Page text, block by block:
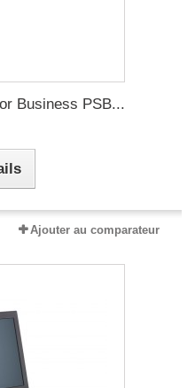
Business PSB...
Ajouter au comparateur